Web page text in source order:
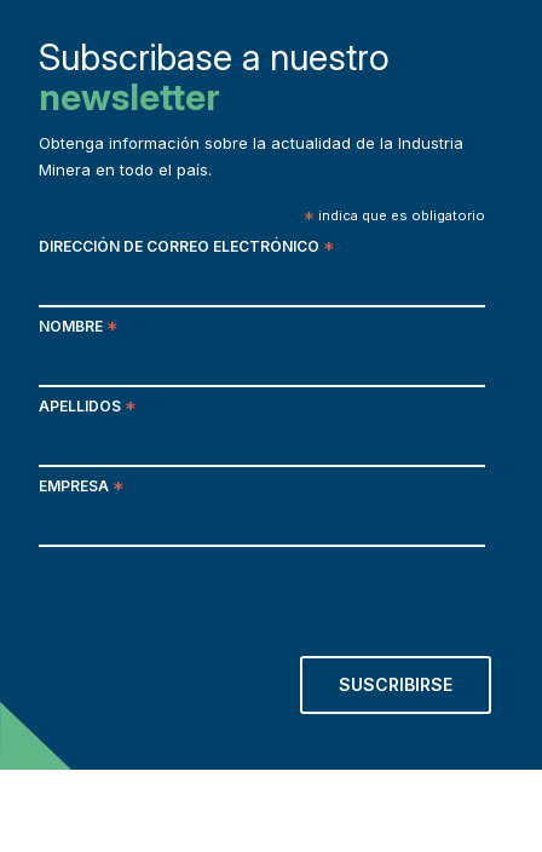
Subscribase a nuestro
newsletter
Obtenga información sobre la actualidad de la Industria
Minera en todo el país.
* indica que es obligatorio
DIRECCIÓN DE CORREO ELECTRÓNICO *
NOMBRE *
APELLIDOS *
EMPRESA *